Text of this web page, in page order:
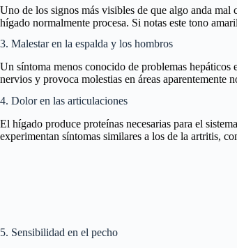
Uno de los signos más visibles de que algo anda
hígado normalmente procesa. Si notas este tono
3. Malestar en la espalda y los hombros
Un síntoma menos conocido de problemas
nervios y provoca molestias en áreas aparentemente
4. Dolor en las articulaciones
El hígado produce proteínas necesarias para el
experimentan síntomas similares a los de la artritis,
5. Sensibilidad en el pecho